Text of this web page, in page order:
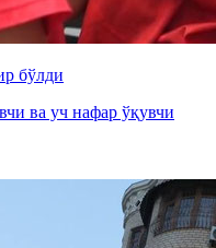
бўлди
ва уч нафар ўқувчи